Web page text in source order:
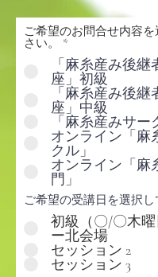
ご希望のお問合せ内容
さい。
*
「麻糸産み後継
座」初級
「麻糸産み後継
座」中級
「麻糸産みサー
オンライン「麻
クル」
オンライン「麻
門」
ご希望の受講日を選択
初級（〇/〇木
ー北会場
セッション 2
セッション 3